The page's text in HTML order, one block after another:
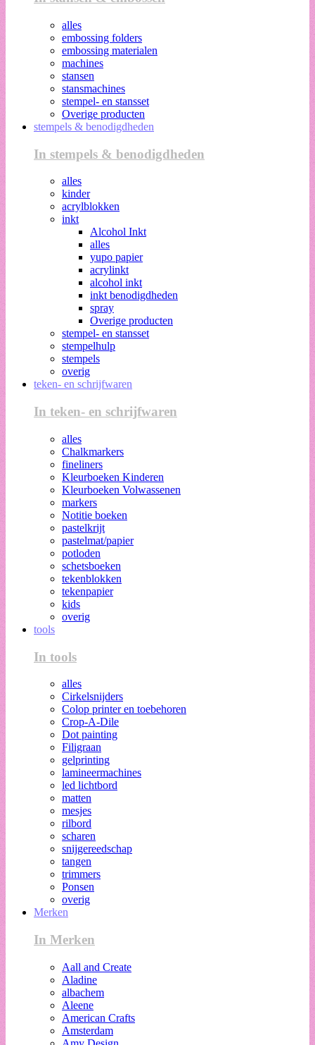
alles
embossing folders
embossing materialen
machines
stansen
stansmachines
stempel- en stansset
Overige producten
stempels & benodigdheden
In stempels & benodigdheden
alles
kinder
acrylblokken
inkt
Alcohol Inkt
alles
yupo papier
acrylinkt
alcohol inkt
inkt benodigdheden
spray
Overige producten
stempel- en stansset
stempelhulp
stempels
overig
teken- en schrijfwaren
In teken- en schrijfwaren
alles
Chalkmarkers
fineliners
Kleurboeken Kinderen
Kleurboeken Volwassenen
markers
Notitie boeken
pastelkrijt
pastelmat/papier
potloden
schetsboeken
tekenblokken
tekenpapier
kids
overig
tools
In tools
alles
Cirkelsnijders
Colop printer en toebehoren
Crop-A-Dile
Dot painting
Filigraan
gelprinting
lamineermachines
led lichtbord
matten
mesjes
rilbord
scharen
snijgereedschap
tangen
trimmers
Ponsen
overig
Merken
In Merken
Aall and Create
Aladine
albachem
Aleene
American Crafts
Amsterdam